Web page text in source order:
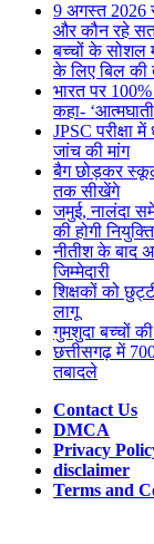
9 अगस्त 2026
और कौन रहे
बच्चों के सोशल
के लिए बिल की
भारत पर
कहा-
JPSC परीक्षा
जांच की मांग
बैग छोड़कर
तक सीखेंगे
जमुई, नालंदा
की होगी नियुक्ति
नीतीश के बाद
जिम्मेदारी
शिक्षकों को
लागू
गुमशुदा बच्चों
छत्तीसगढ़ में
तबादले
Contact Us
DMCA
Privacy
disclaimer
Terms and